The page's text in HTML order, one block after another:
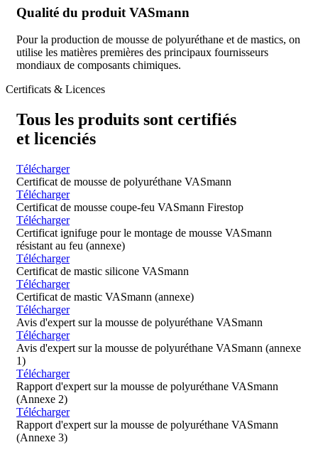
Qualité du produit VASmann
Pour la production de mousse de polyuréthane et de mastics, on
utilise les matières premières des principaux fournisseurs
mondiaux de composants chimiques.
Certificats & Licences
Tous les produits sont certifiés
et licenciés
Télécharger
Certificat de mousse de polyuréthane VASmann
Télécharger
Certificat de mousse coupe-feu VASmann Firestop
Télécharger
Certificat ignifuge pour le montage de mousse VASmann
résistant au feu (annexe)
Télécharger
Certificat de mastic silicone VASmann
Télécharger
Certificat de mastic VASmann (annexe)
Télécharger
Avis d'expert sur la mousse de polyuréthane VASmann
Télécharger
Avis d'expert sur la mousse de polyuréthane VASmann (annexe
1)
Télécharger
Rapport d'expert sur la mousse de polyuréthane VASmann
(Annexe 2)
Télécharger
Rapport d'expert sur la mousse de polyuréthane VASmann
(Annexe 3)